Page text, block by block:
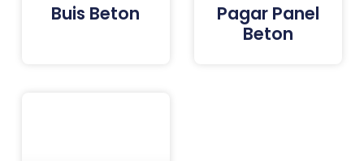
Buis Beton
Pagar Panel
Beton